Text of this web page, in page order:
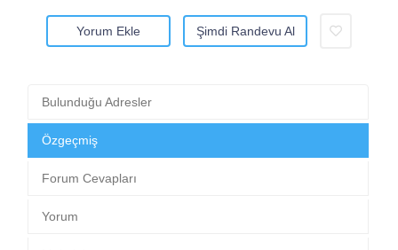
Yorum Ekle Şimdi Randevu Al
Bulunduğu Adresler
Özgeçmiş
Forum Cevapları
Yorum